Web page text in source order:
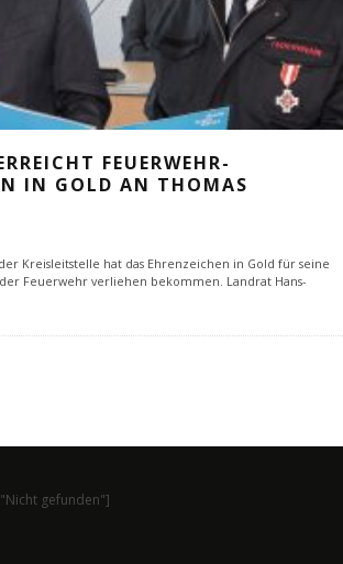
FEUERWEHR-
IN GOLD AN THOMAS
Kreisleitstelle hat das Ehrenzeichen in Gold für seine
Feuerwehr verliehen bekommen. Landrat Hans-
gefunden"]